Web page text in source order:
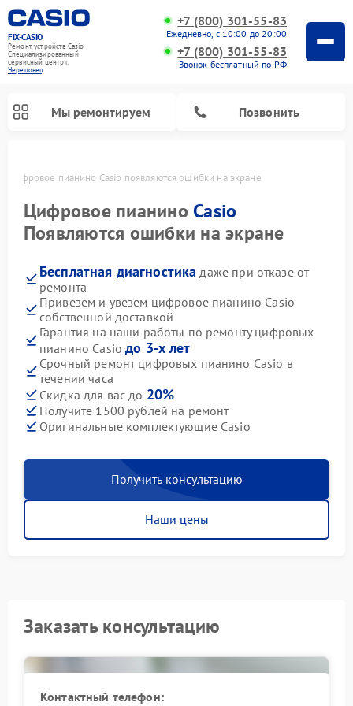
FIX-CASIO
Ремонт устройств Casio
Специализированный
cервисный центр г.
Череповец
+7 (800) 301-55-83
Ежедневно, с 10:00 до 20:00
+7 (800) 301-55-83
Звонок бесплатный по РФ
Мы ремонтируем Позвонить
Цифровое пианино Casio появляются ошибки на экране
Цифровое пианино Casio
Появляются ошибки на экране
Бесплатная диагностика даже при отказе от
ремонта
Привезем и увезем цифровое пианино Casio
собственной доставкой
Гарантия на наши работы по ремонту цифровых
пианино Casioдо 3-х лет
Срочный ремонт цифровых пианино Casio в
течении часа
Скидка для вас до 20%
Получите 1500 рублей на ремонт
Оригинальные комплектующие Casio
Получить консультацию
Наши цены
Заказать консультацию
Контактный телефон: